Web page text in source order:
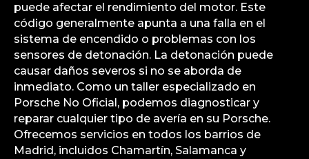
puede afectar el rendimiento del motor. Este
código generalmente apunta a una falla en el
sistema de encendido o problemas con los
sensores de detonación. La detonación puede
causar daños severos si no se aborda de
inmediato. Como un taller especializado en
Porsche No Oficial, podemos diagnosticar y
reparar cualquier tipo de avería en su Porsche.
Ofrecemos servicios en todos los barrios de
Madrid, incluidos Chamartín, Salamanca y